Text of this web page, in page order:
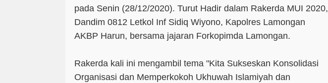
pada Senin (28/12/2020). Turut Hadir dalam Rakerda MUI 2020,
Dandim 0812 Letkol Inf Sidiq Wiyono, Kapolres Lamongan
AKBP Harun, bersama jajaran Forkopimda Lamongan.
Rakerda kali ini mengambil tema "Kita Sukseskan Konsolidasi
Organisasi dan Memperkokoh Ukhuwah Islamiyah dan